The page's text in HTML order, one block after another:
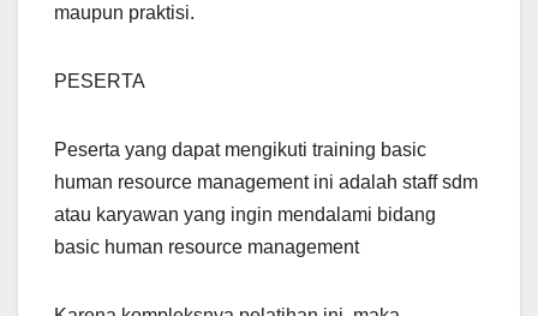
maupun praktisi.
PESERTA
Peserta yang dapat mengikuti training basic
human resource management ini adalah staff sdm
atau karyawan yang ingin mendalami bidang
basic human resource management